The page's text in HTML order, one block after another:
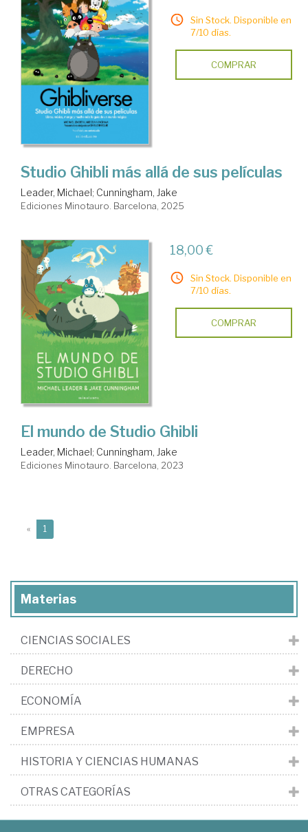
Sin Stock. Disponible en
7/10 días.
COMPRAR
Studio Ghibli más allá de sus películas
Leader, Michael; Cunningham, Jake
Ediciones Minotauro. Barcelona, 2025
18,00 €
Sin Stock. Disponible en
7/10 días.
COMPRAR
El mundo de Studio Ghibli
Leader, Michael; Cunningham, Jake
Ediciones Minotauro. Barcelona, 2023
« 1
Materias
CIENCIAS SOCIALES
DERECHO
ECONOMÍA
EMPRESA
HISTORIA Y CIENCIAS HUMANAS
OTRAS CATEGORÍAS